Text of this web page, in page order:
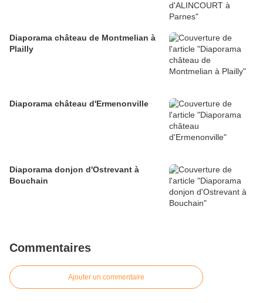
Diaporama château de Montmelian à
Plailly
Diaporama château d'Ermenonville
Diaporama donjon d'Ostrevant à
Bouchain
Commentaires
Ajouter un commentaire